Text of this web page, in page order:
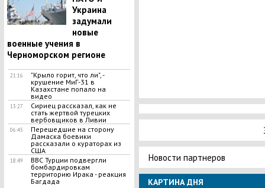
Украина
задумали
новые
военные учения в
Черноморском регионе
21:16
"Крыло горит, что ли", -
крушение МиГ-31 в
Казахстане попало на
видео
13:27
Сириец рассказал, как не
стать жертвой турецких
вербовщиков в Ливии
06:45
Перешедшие на сторону
Дамаска боевики
рассказали о кураторах из
США
18:49
ВВС Турции подвергли
бомбардировкам
территорию Ирака - реакция
Багдада
Новости партнеров
КАРТИНА ДНЯ